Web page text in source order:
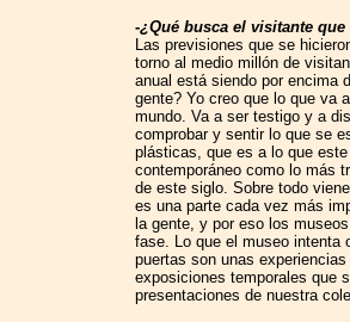
-¿Qué busca el visitante
Las previsiones que se
torno al medio millón de
anual está siendo por encima
gente? Yo creo que lo que va
mundo. Va a ser testigo y a
comprobar y sentir lo que se
plásticas, que es a lo que
contemporáneo como lo más
de este siglo. Sobre todo
es una parte cada vez más
la gente, y por eso los
fase. Lo que el museo intenta
puertas son unas
exposiciones temporales que
presentaciones de nuestra